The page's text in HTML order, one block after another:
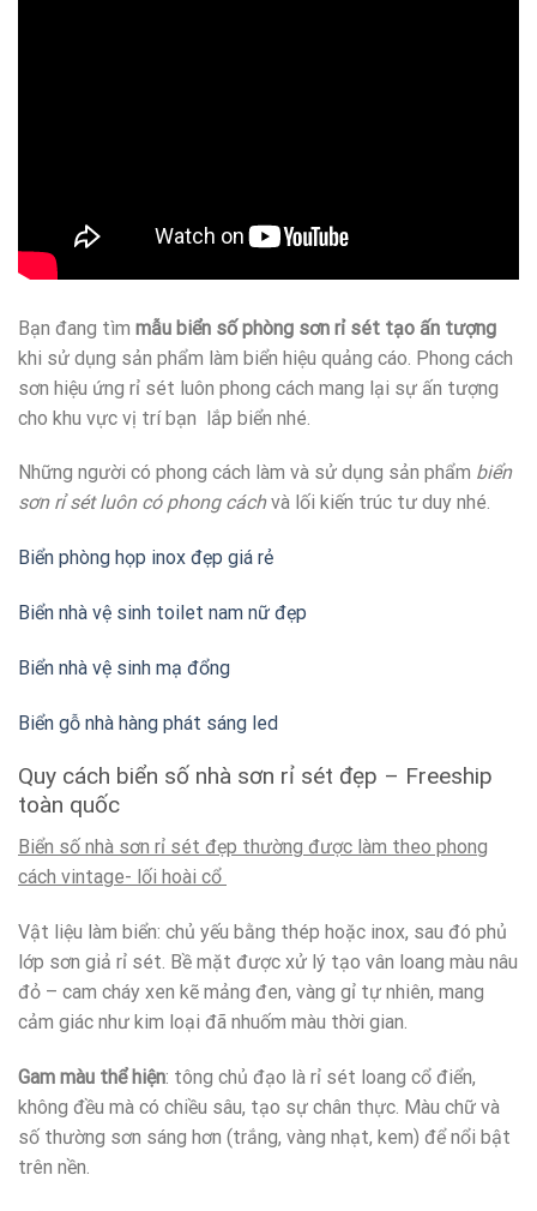
Bạn đang tìm mẫu biển số phòng sơn rỉ sét tạo ấn tượng
khi sử dụng sản phẩm làm biển hiệu quảng cáo. Phong cách
sơn hiệu ứng rỉ sét luôn phong cách mang lại sự ấn tượng
cho khu vực vị trí bạn lắp biển nhé.
Những người có phong cách làm và sử dụng sản phẩm biển
sơn rỉ sét luôn có phong cáchvà lối kiến trúc tư duy nhé.
Biển phòng họp inox đẹp giá rẻ
Biển nhà vệ sinh toilet nam nữ đẹp
Biển nhà vệ sinh mạ đổng
Biển gỗ nhà hàng phát sáng led
Quy cách biển số nhà sơn rỉ sét đẹp – Freeship
toàn quốc
Biển số nhà sơn rỉ sét đẹp thường được làm theo phong
cách vintage- lối hoài cổ
Vật liệu làm biển: chủ yếu bằng thép hoặc inox, sau đó phủ
lớp sơn giả rỉ sét. Bề mặt được xử lý tạo vân loang màu nâu
đỏ – cam cháy xen kẽ mảng đen, vàng gỉ tự nhiên, mang
cảm giác như kim loại đã nhuốm màu thời gian.
Gam màu thể hiện: tông chủ đạo là rỉ sét loang cổ điển,
không đều mà có chiều sâu, tạo sự chân thực. Màu chữ và
số thường sơn sáng hơn (trắng, vàng nhạt, kem) để nổi bật
trên nền.